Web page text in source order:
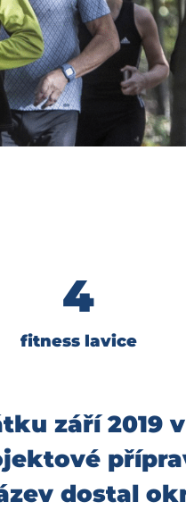
4
fitness lavice
září 2019
dostal